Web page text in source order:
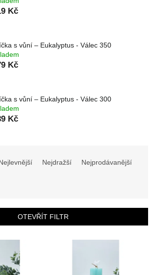
Kč
s vůní – Eukalyptus - Válec 350
Kč
s vůní – Eukalyptus - Válec 300
Kč
Nejdražší Nejprodávanější
OTEVŘÍT FILTR